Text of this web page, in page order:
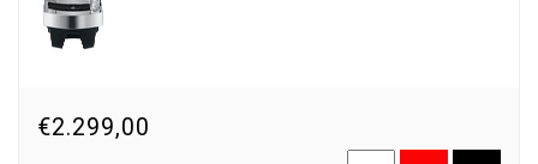
€2.299,00